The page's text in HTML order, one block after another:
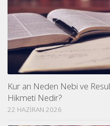
Kur an Neden Nebi ve Resul
Hikmeti Nedir?
22 HAZIRAN 2026